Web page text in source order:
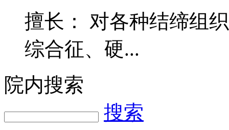
擅长： 对各种结缔组
综合征、硬...
院内搜索
搜索